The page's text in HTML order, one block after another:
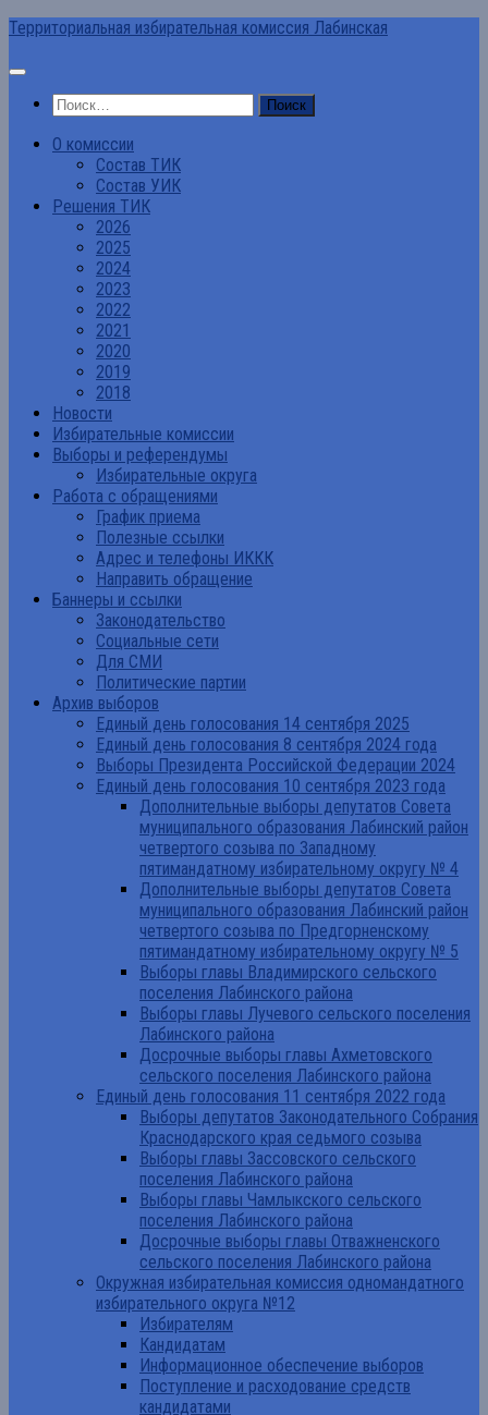
Перейти
содержимому
Территориальная избирательная комиссия Лабинская
Найти:
О комиссии
Состав ТИК
Состав УИК
Решения ТИК
2026
2025
2024
2023
2022
2021
2020
2019
2018
Новости
Избирательные комиссии
Выборы и референдумы
Избирательные округа
Работа с обращениями
График приема
Полезные ссылки
Адрес и телефоны ИККК
Направить обращение
Баннеры и ссылки
Законодательство
Социальные сети
Для СМИ
Политические партии
Архив выборов
Единый день голосования 14 сентября 2025
Единый день голосования 8 сентября 2024 года
Выборы Президента Российской Федерации 2024
Единый день голосования 10 сентября 2023 года
Дополнительные выборы депутатов Совета
муниципального образования Лабинский район
четвертого созыва по Западному
пятимандатному избирательному округу № 4
Дополнительные выборы депутатов Совета
муниципального образования Лабинский район
четвертого созыва по Предгорненскому
пятимандатному избирательному округу № 5
Выборы главы Владимирского сельского
поселения Лабинского района
Выборы главы Лучевого сельского поселения
Лабинского района
Досрочные выборы главы Ахметовского
сельского поселения Лабинского района
Единый день голосования 11 сентября 2022 года
Выборы депутатов Законодательного Собрания
Краснодарского края седьмого созыва
Выборы главы Зассовского сельского
поселения Лабинского района
Выборы главы Чамлыкского сельского
поселения Лабинского района
Досрочные выборы главы Отважненского
сельского поселения Лабинского района
Окружная избирательная комиссия одномандатного
избирательного округа №12
Избирателям
Кандидатам
Информационное обеспечение выборов
Поступление и расходование средств
кандидатами